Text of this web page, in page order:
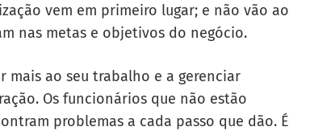
vem em primeiro lugar; e não vão ao
nas metas e objetivos do negócio.
mais ao seu trabalho e a gerenciar
Os funcionários que não estão
problemas a cada passo que dão. É